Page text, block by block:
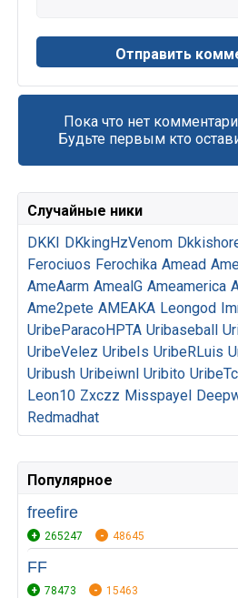
Пока что нет
Будьте первым кто
Случайные ники
DKKI DKkingHzVenom
Ferociuos Ferochika Amead
AmeAarm AmealG Ameamerica
Ame2pete AMEAKA Leongod
UribeParacoHPTA Uribaseball
UribeVelez UribeIs UribeRLuis
Uribush Uribeiwnl Uribito UribeTc
Leon10 Zxczz Misspayel
Redmadhat
Популярное
freefire
265247 48645
FF
78473 15463